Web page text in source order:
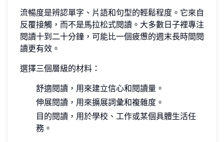
流暢度是辨認單字、片語和句型的輕鬆程度。它來自
反覆接觸，而不是馬拉松式閱讀。大多數日子裡專注
閱讀十到二十分鐘，可能比一個疲憊的週末長時間閱
讀更有效。
選擇三個層級的材料：
舒適閱讀，用來建立信心和閱讀量。
伸展閱讀，用來擴展詞彙和複雜度。
目的閱讀，用於學校、工作或某個具體生活任
務。